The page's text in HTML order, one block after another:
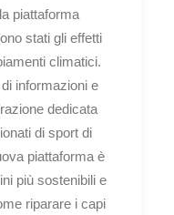
piattaforma
stati gli effetti
climatici.
informazioni e
dedicata
di sport di
piattaforma è
più sostenibili e
riparare i capi